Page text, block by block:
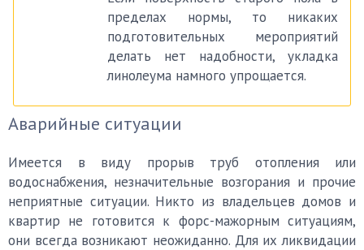
пределах нормы, то никаких
подготовительных мероприятий
делать нет надобности, укладка
линолеума намного упрощается.
Аварийные ситуации
Имеется в виду прорыв труб отопления или
водоснабжения, незначительные возгорания и прочие
неприятные ситуации. Никто из владельцев домов и
квартир не готовится к форс-мажорным ситуациям,
они всегда возникают неожиданно. Для их ликвидации